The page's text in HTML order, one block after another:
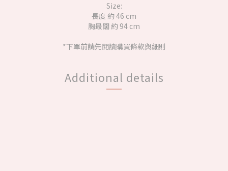
Size:
長度 約 46 cm
胸最闊 約 94 cm
*下單前請先閱讀購買條款與細則
Additional details